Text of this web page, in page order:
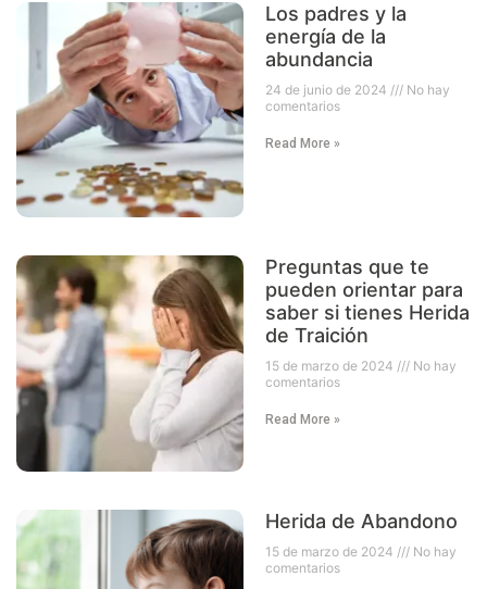
Los padres y la
energía de la
abundancia
24 de junio de 2024
No hay
comentarios
Read More »
Preguntas que te
pueden orientar para
saber si tienes Herida
de Traición
15 de marzo de 2024
No hay
comentarios
Read More »
Herida de Abandono
15 de marzo de 2024
No hay
comentarios